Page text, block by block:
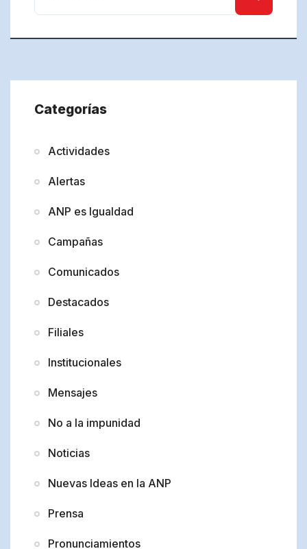
Categorías
Actividades
Alertas
ANP es Igualdad
Campañas
Comunicados
Destacados
Filiales
Institucionales
Mensajes
No a la impunidad
Noticias
Nuevas Ideas en la ANP
Prensa
Pronunciamientos